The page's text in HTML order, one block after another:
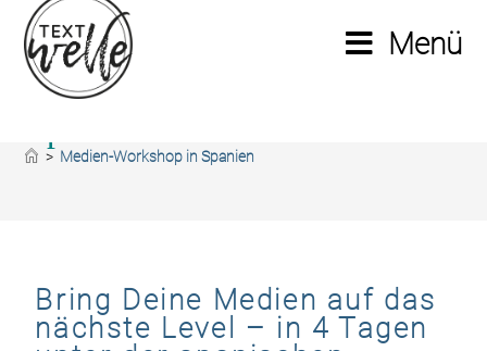
Menü
Medien-Workshop in
> Medien-Workshop in Spanien
Bring Deine Medien auf das
nächste Level – in 4 Tagen